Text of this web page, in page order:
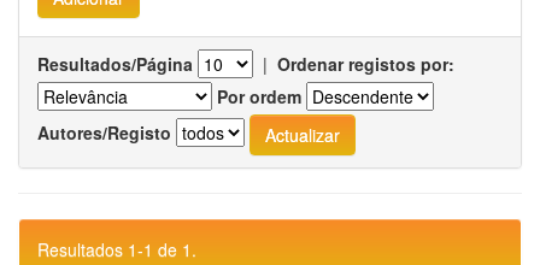
Resultados/Página | Ordenar registos por:
Por ordem
Autores/Registo
Resultados 1-1 de 1.